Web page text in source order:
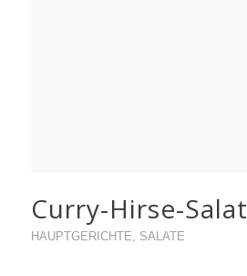
Curry-Hirse-Salat
HAUPTGERICHTE SALATE